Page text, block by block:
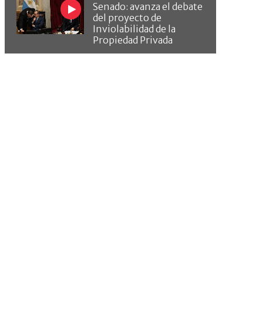
Senado: avanza el debate
del proyecto de
Inviolabilidad de la
Propiedad Privada